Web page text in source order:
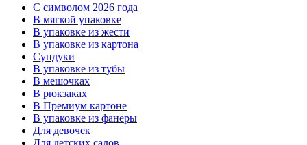
C символом 2026 года
В мягкой упаковке
В упаковке из жести
В упаковке из картона
Сундуки
В упаковке из тубы
В мешочках
В рюкзаках
В Премиум картоне
В упаковке из фанеры
Для девочек
Для детских садов